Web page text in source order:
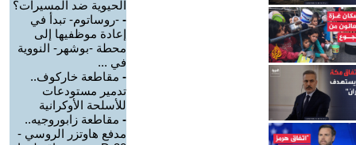
الحيوية ضد المسيرات؟
- -روساتوم- تبدأ في
إعادة موظفيها إلى
محطة -بوشهر- النووية
في ...
- مقاطعة خاركوف..
تدمير مستودعات
للأسلحة الأوكرانية
- مقاطعة زابوروجيه..
مدفع هاوتزر الروسي -